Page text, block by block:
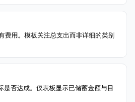
费用。模板关注总支出而非详细的类别
否达成。仪表板显示已储蓄金额与目